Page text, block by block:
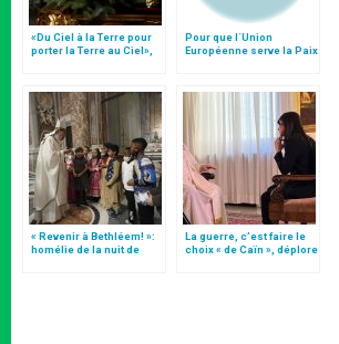
«Du Ciel à la Terre pour
porter la Terre au Ciel»,
Pour que l´Union
Européenne serve la Paix
« Revenir à Bethléem! »:
homélie de la nuit de
Noël (texte complet)
La guerre, c’est faire le
choix « de Caïn », déplore